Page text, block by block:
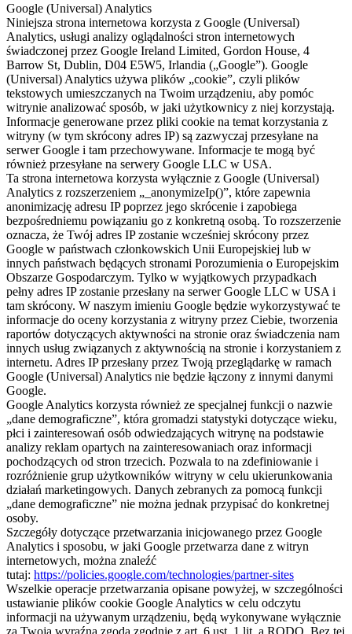
Google (Universal) Analytics
Niniejsza strona internetowa korzysta z Google (Universal)
Analytics, usługi analizy oglądalności stron internetowych
świadczonej przez Google Ireland Limited, Gordon House, 4
Barrow St, Dublin, D04 E5W5, Irlandia („Google”). Google
(Universal) Analytics używa plików „cookie”, czyli plików
tekstowych umieszczanych na Twoim urządzeniu, aby pomóc
witrynie analizować sposób, w jaki użytkownicy z niej korzystają.
Informacje generowane przez pliki cookie na temat korzystania z
witryny (w tym skrócony adres IP) są zazwyczaj przesyłane na
serwer Google i tam przechowywane. Informacje te mogą być
również przesyłane na serwery Google LLC w USA.
Ta strona internetowa korzysta wyłącznie z Google (Universal)
Analytics z rozszerzeniem „_anonymizeIp()”, które zapewnia
anonimizację adresu IP poprzez jego skrócenie i zapobiega
bezpośredniemu powiązaniu go z konkretną osobą. To rozszerzenie
oznacza, że Twój adres IP zostanie wcześniej skrócony przez
Google w państwach członkowskich Unii Europejskiej lub w
innych państwach będących stronami Porozumienia o Europejskim
Obszarze Gospodarczym. Tylko w wyjątkowych przypadkach
pełny adres IP zostanie przesłany na serwer Google LLC w USA i
tam skrócony. W naszym imieniu Google będzie wykorzystywać te
informacje do oceny korzystania z witryny przez Ciebie, tworzenia
raportów dotyczących aktywności na stronie oraz świadczenia nam
innych usług związanych z aktywnością na stronie i korzystaniem z
internetu. Adres IP przesłany przez Twoją przeglądarkę w ramach
Google (Universal) Analytics nie będzie łączony z innymi danymi
Google.
Google Analytics korzysta również ze specjalnej funkcji o nazwie
„dane demograficzne”, która gromadzi statystyki dotyczące wieku,
płci i zainteresowań osób odwiedzających witrynę na podstawie
analizy reklam opartych na zainteresowaniach oraz informacji
pochodzących od stron trzecich. Pozwala to na zdefiniowanie i
rozróżnienie grup użytkowników witryny w celu ukierunkowania
działań marketingowych. Danych zebranych za pomocą funkcji
„dane demograficzne” nie można jednak przypisać do konkretnej
osoby.
Szczegóły dotyczące przetwarzania inicjowanego przez Google
Analytics i sposobu, w jaki Google przetwarza dane z witryn
internetowych, można znaleźć
tutaj: https://policies.google.com/technologies/partner-sites
Wszelkie operacje przetwarzania opisane powyżej, w szczególności
ustawianie plików cookie Google Analytics w celu odczytu
informacji na używanym urządzeniu, będą wykonywane wyłącznie
za Twoją wyraźną zgodą zgodnie z art. 6 ust. 1 lit. a RODO. Bez tej